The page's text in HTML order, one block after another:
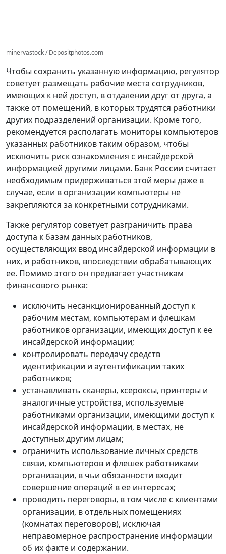
minervastock / Depositphotos.com
Чтобы сохранить указанную информацию, регулятор
советует размещать рабочие места сотрудников,
имеющих к ней доступ, в отдалении друг от друга, а
также от помещений, в которых трудятся работники
других подразделений организации. Кроме того,
рекомендуется располагать мониторы компьютеров
указанных работников таким образом, чтобы
исключить риск ознакомления с инсайдерской
информацией другими лицами. Банк России считает
необходимым придерживаться этой меры даже в
случае, если в организации компьютеры не
закрепляются за конкретными сотрудниками.
Также регулятор советует разграничить права
доступа к базам данных работников,
осуществляющих ввод инсайдерской информации в
них, и работников, впоследствии обрабатывающих
ее. Помимо этого он предлагает участникам
финансового рынка:
исключить несанкционированный доступ к
рабочим местам, компьютерам и флешкам
работников организации, имеющих доступ к ее
инсайдерской информации;
контролировать передачу средств
идентификации и аутентификации таких
работников;
устанавливать сканеры, ксероксы, принтеры и
аналогичные устройства, используемые
работниками организации, имеющими доступ к
инсайдерской информации, в местах, не
доступных другим лицам;
ограничить использование личных средств
связи, компьютеров и флешек работниками
организации, в чьи обязанности входит
совершение операций в ее интересах;
проводить переговоры, в том числе с клиентами
организации, в отдельных помещениях
(комнатах переговоров), исключая
неправомерное распространение информации
об их факте и содержании.